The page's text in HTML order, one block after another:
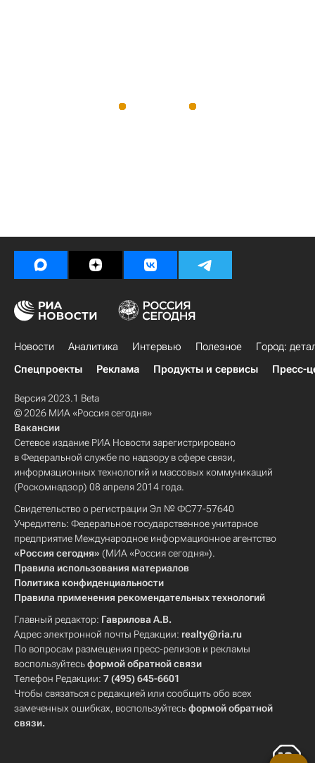
Новости Аналитика Интервью Полезное
Город:
Спецпроекты
Реклама Продукты и сервисы Пресс-
Версия 2023.1 Beta
© 2026 МИА «Россия сегодня»
Вакансии
Сетевое издание РИА Новости зарегистрировано
в Федеральной службе по надзору в сфере связи,
информационных технологий и массовых коммуникаций
(Роскомнадзор) 08 апреля 2014 года.
Свидетельство о регистрации Эл № ФС77-57640
Учредитель: Федеральное государственное унитарное
предприятие Международное информационное агентство
«Россия сегодня» (МИА «Россия сегодня»).
Правила использования материалов
Политика конфиденциальности
Правила применения рекомендательных технологий
Главный редактор: Гаврилова А.В.
Адрес электронной почты Редакции: realty@ria.ru
По вопросам размещения пресс-релизов и рекламы
воспользуйтесьформой обратной связи
Телефон Редакции: 7 (495) 645-6601
Чтобы связаться с редакцией или сообщить обо всех
замеченных ошибках, воспользуйтесьформой обратной
связи.